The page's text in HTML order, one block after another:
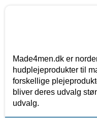
Made4men.dk er
hudplejeprodukter til
forskellige
bliver deres udvalg
udvalg.